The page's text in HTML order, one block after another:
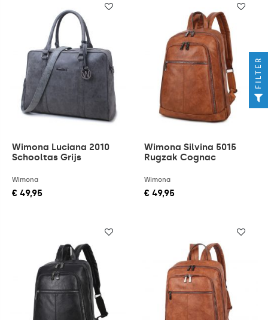
Wimona Luciana 2010
Schooltas Grijs
Wimona
€ 49,95
Wimona Silvina 5015
Rugzak Cognac
Wimona
€ 49,95
FILTER